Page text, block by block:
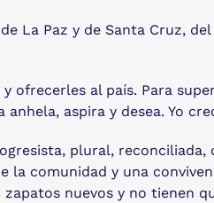
La Paz y de Santa Cruz,
ofrecerles al país. Para
aspira y desea. Yo
plural,
la comunidad y una
nuevos y no tienen